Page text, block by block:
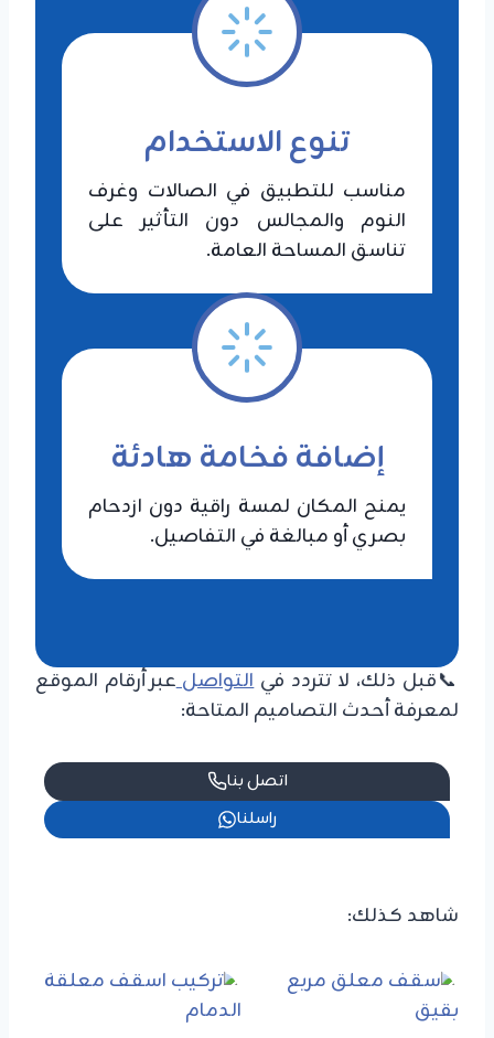
تنوع الاستخدام
مناسب للتطبيق في الصالات وغرف
النوم والمجالس دون التأثير على
تناسق المساحة العامة.
إضافة فخامة هادئة
يمنح المكان لمسة راقية دون ازدحام
بصري أو مبالغة في التفاصيل.
📞قبل ذلك، لا تتردد فيالتواصلعبر أرقام الموقع
لمعرفة أحدث التصاميم المتاحة:
اتصل بنا
راسلنا
شاهد كذلك: